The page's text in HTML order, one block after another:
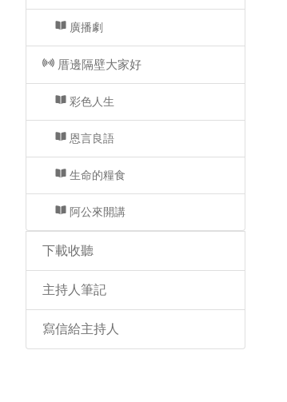
廣播劇
厝邊隔壁大家好
彩色人生
恩言良語
生命的糧食
阿公來開講
下載收聽
主持人筆記
寫信給主持人